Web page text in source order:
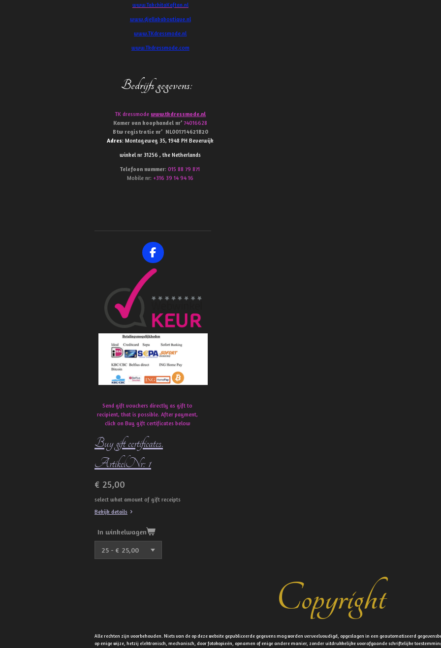
www.TakchitaKaftan.nl
www.djellababoutique.nl
www.TKdressmode.nl
www.Tkdressmode.com
Bedrijfs gegevens:
TK dressmode www.tkdressmode.nl
Kamer van koophandelnr’ 74016628
Btw registratie nr’ NL001714621B20
Adres: Montageweg 35, 1948 PH Beverwijk
winkel nr 31256 , the Netherlands
Telefoon nummer: 015 88 79 871
Mobile nr: +316 39 14 94 16
F
a
c
b
o
k
Send gift vouchers directly as gift to
recipient, that is possible. After payment,
click on Buy gift certificates below
Buy gift certificates.
ArtikelNr: 1
€ 25,00
select what amount of gift receipts
Bekijk details
In winkelwagen
Copyright
Alle rechten zijn voorbehouden. Niets van de op deze website gepubliceerde gegevens mag worden verveelvoudigd, opgeslagen in een geautomatiseerd
op enige wijze, hetzij elektronisch, mechanisch, door fotokopieën, opnamen of enige andere manier, zonder uitdrukkelijke voorafgaande schriftelijke